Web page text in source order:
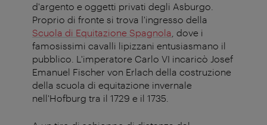
d'argento e oggetti privati degli Asburgo.
Proprio di fronte si trova l'ingresso della
Scuola di Equitazione Spagnola , dove i
famosissimi cavalli lipizzani entusiasmano il
pubblico. L'imperatore Carlo VI incaricò Josef
Emanuel Fischer von Erlach della costruzione
della scuola di equitazione invernale
nell'Hofburg tra il 1729 e il 1735.